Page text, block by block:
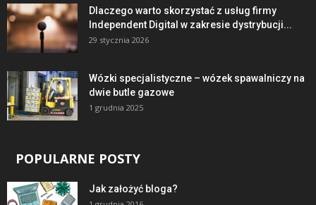
Dlaczego warto skorzystać z usług firmy
Independent Digital w zakresie dystrybucji...
29 stycznia 2026
Wózki specjalistyczne – wózek spawalniczy na
dwie butle gazowe
1 grudnia 2025
POPULARNE POSTY
Jak założyć bloga?